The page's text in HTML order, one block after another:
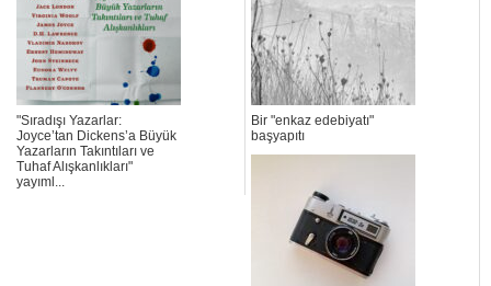
"Sıradışı Yazarlar:
Joyce’tan Dickens’a Büyük
Yazarların Takıntıları ve
Tuhaf Alışkanlıkları"
yayıml...
Bir "enkaz edebiyatı"
başyapıtı